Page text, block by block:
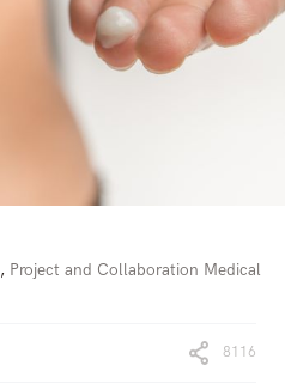
, Project and Collaboration Medical
8116